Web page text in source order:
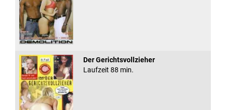
Der Gerichtsvollzieher
Laufzeit 88 min.